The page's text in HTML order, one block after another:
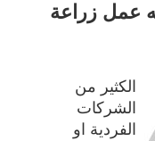
عمل زراعة
الكثير من
الشركات
الفردية او